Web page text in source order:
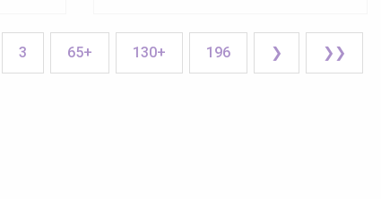
3 65+ 130+ 196 ❯ ❯❯